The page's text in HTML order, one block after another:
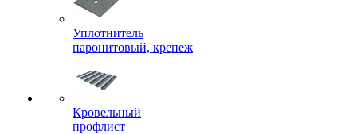
Уплотнитель
паронитовый, крепеж
Кровельный
профлист